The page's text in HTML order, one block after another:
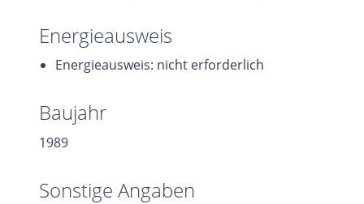
Energieausweis
Energieausweis: nicht erforderlich
Baujahr
1989
Sonstige Angaben